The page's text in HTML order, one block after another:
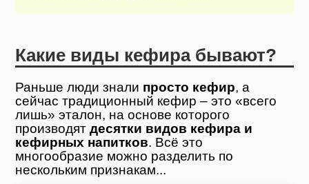
Какие виды кефира бывают?
Раньше люди знали просто кефир, а
сейчас традиционный кефир – это «всего
лишь» эталон, на основе которого
производятдесятки видов кефира и
кефирных напитков. Всё это
многообразие можно разделить по
нескольким признакам...